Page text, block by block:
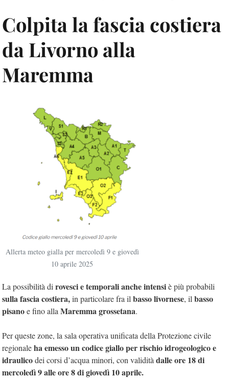
Colpita la fascia costiera
da Livorno alla
Maremma
Allerta meteo gialla per mercoledì 9 e giovedì
10 aprile 2025
La possibilità dirovesci e temporali anche intensiè più probabili
sulla fascia costiera,in particolare fra ilbasso livornese, ilbasso
pisanoe fino allaMaremma grossetana.
Per queste zone, la sala operativa unificata della Protezione civile
regionaleha emesso un codice giallo per rischio idrogeologico e
idraulicodei corsi d’acqua minori, con validitàdalle ore 18 di
mercoledì 9 alle ore 8 di giovedì 10 aprile.